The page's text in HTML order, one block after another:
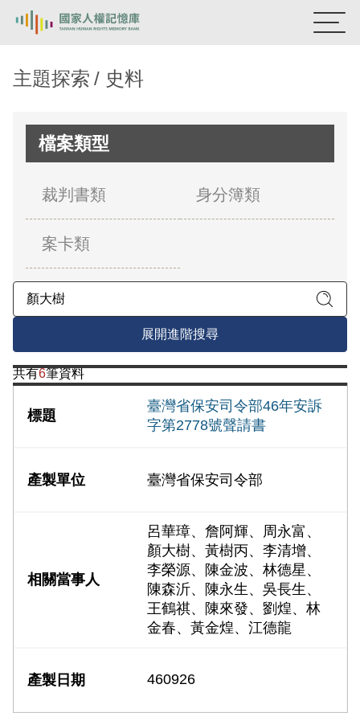
新生訓導處
關於我們
意見信箱
主題探索 史料
檔案類型
裁判書類 身分簿類
案卡類
展開進階搜尋
共有6筆資料
臺灣省保安司令部46年安訴
字第2778號聲請書
臺灣省保安司令部
呂華璋、詹阿輝、周永富、
顏大樹、黃樹丙、李清增、
李榮源、陳金波、林德星、
陳森沂、陳永生、吳長生、
王鶴祺、陳來發、劉煌、林
金春、黃金煌、江德龍
460926